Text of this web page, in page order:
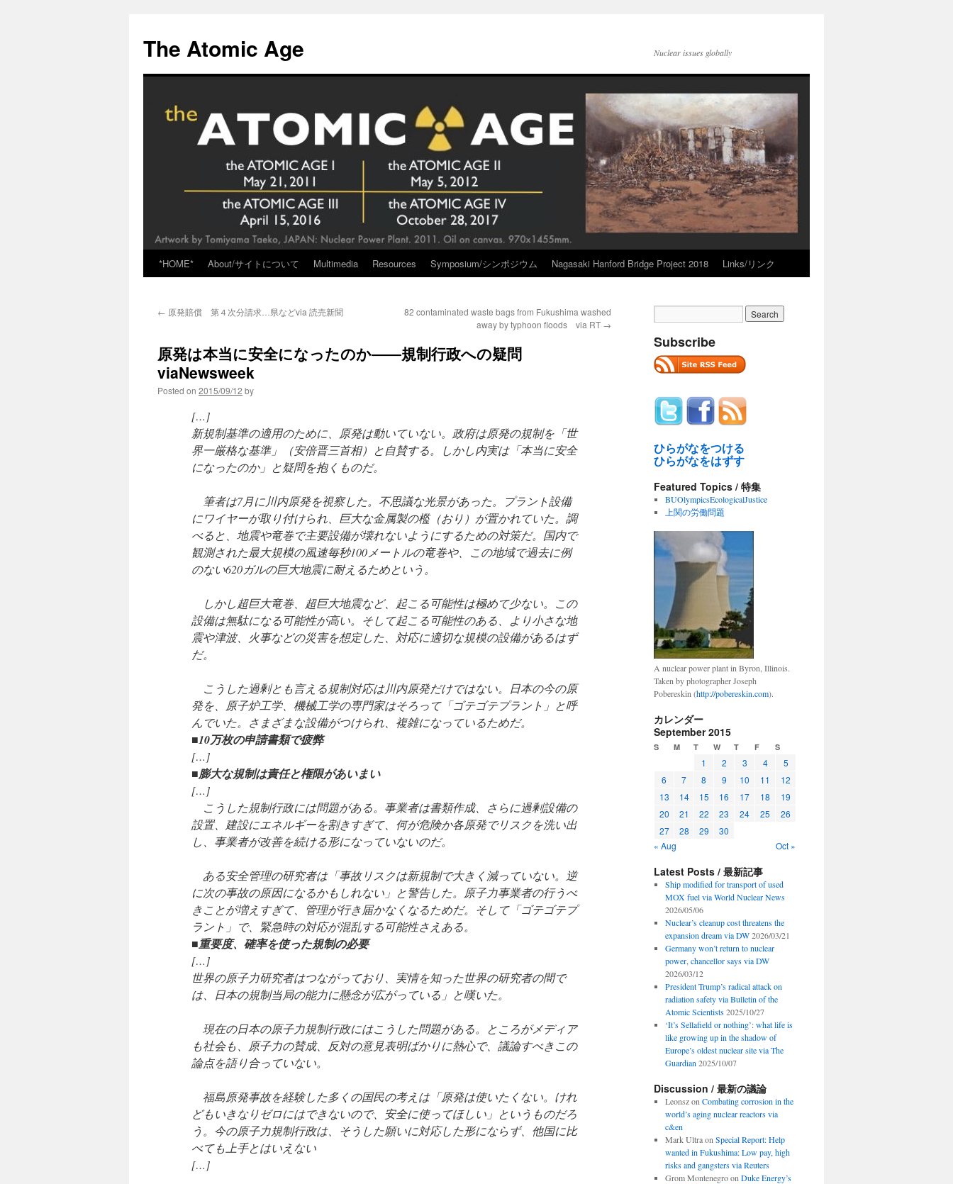
content
The Atomic Age Nuclear issues globally
*HOME* About/サイトについて Multimedia Resources Symposium/シンポジウム Nagasaki Hanford Bridge Project 2018 Links/リンク
← 原発賠償 第４次分請求…県などvia 読売新聞
82 contaminated waste bags from Fukushima washed
away by typhoon floods via RT →
原発は本当に安全になったのか――規制行政への疑問
viaNewsweek
Posted on 2015/09/12 by
[…]
新規制基準の適用のために、原発は動いていない。政府は原発の規制を「世
界一厳格な基準」（安倍晋三首相）と自賛する。しかし内実は「本当に安全
になったのか」と疑問を抱くものだ。
筆者は7月に川内原発を視察した。不思議な光景があった。プラント設備
にワイヤーが取り付けられ、巨大な金属製の檻（おり）が置かれていた。調
べると、地震や竜巻で主要設備が壊れないようにするための対策だ。国内で
観測された最大規模の風速毎秒100メートルの竜巻や、この地域で過去に例
のない620ガルの巨大地震に耐えるためという。
しかし超巨大竜巻、超巨大地震など、起こる可能性は極めて少ない。この
設備は無駄になる可能性が高い。そして起こる可能性のある、より小さな地
震や津波、火事などの災害を想定した、対応に適切な規模の設備があるはず
だ。
こうした過剰とも言える規制対応は川内原発だけではない。日本の今の原
発を、原子炉工学、機械工学の専門家はそろって「ゴテゴテプラント」と呼
んでいた。さまざまな設備がつけられ、複雑になっているためだ。
■10万枚の申請書類で疲弊
[…]
■膨大な規制は責任と権限があいまい
[…]
こうした規制行政には問題がある。事業者は書類作成、さらに過剰設備の
設置、建設にエネルギーを割きすぎて、何が危険か各原発でリスクを洗い出
し、事業者が改善を続ける形になっていないのだ。
ある安全管理の研究者は「事故リスクは新規制で大きく減っていない。逆
に次の事故の原因になるかもしれない」と警告した。原子力事業者の行うべ
きことが増えすぎて、管理が行き届かなくなるためだ。そして「ゴテゴテプ
ラント」で、緊急時の対応が混乱する可能性さえある。
■重要度、確率を使った規制の必要
[…]
世界の原子力研究者はつながっており、実情を知った世界の研究者の間で
は、日本の規制当局の能力に懸念が広がっている」と嘆いた。
現在の日本の原子力規制行政にはこうした問題がある。ところがメディア
も社会も、原子力の賛成、反対の意見表明ばかりに熱心で、議論すべきこの
論点を語り合っていない。
福島原発事故を経験した多くの国民の考えは「原発は使いたくない。けれ
どもいきなりゼロにはできないので、安全に使ってほしい」というものだろ
う。今の原子力規制行政は、そうした願いに対応した形にならず、他国に比
べても上手とはいえない
[…]
Subscribe
ひらがなをつける
ひらがなをはずす
Featured Topics / 特集
BUOlympicsEcologicalJustice
上関の労働問題
A nuclear power plant in Byron, Illinois.
Taken by photographer Joseph
Pobereskin (http://pobereskin.com).
カレンダー
September 2015
S M T W T F S
1 2 3 4
5
6
7 8 9 10 11
12
13
14 15 16 17 18
19
20
21 22 23 24 25
26
27
28 29
30
« Aug
Oct »
Latest Posts / 最新記事
Ship modified for transport of used
MOX fuel via World Nuclear News
2026/05/06
Nuclear’s cleanup cost threatens the
expansion dream via DW 2026/03/21
Germany won’t return to nuclear
power, chancellor says via DW
2026/03/12
President Trump’s radical attack on
radiation safety via Bulletin of the
Atomic Scientists 2025/10/27
‘It’s Sellafield or nothing’: what life is
like growing up in the shadow of
Europe’s oldest nuclear site via The
Guardian 2025/10/07
Discussion / 最新の議論
Leonszon Combating corrosion in the
world’s aging nuclear reactors via
c&en
Mark Ultraon Special Report: Help
wanted in Fukushima: Low pay, high
risks and gangsters via Reuters
Grom Montenegroon Duke Energy’s